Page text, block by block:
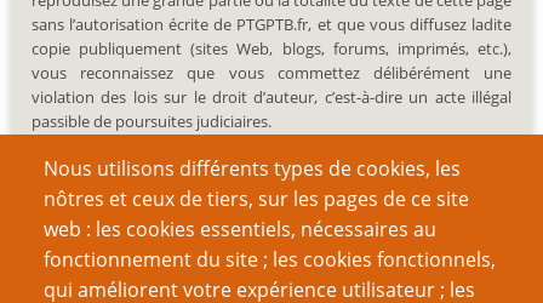
Nous utilisons différents types de cookies, les
nôtres et ceux de tiers, sur les pages de ce site
web : les cookies essentiels, nécessaires au
fonctionnement du site ; les cookies fonctionnels,
qui améliorent votre expérience utilisateur ; les
sans l’autorisation écrite de PTGPTB.fr, et que vous diffusez ladite
copie publiquement (sites Web, blogs, forums, imprimés, etc.),
vous reconnaissez que vous commettez délibérément une
violation des lois sur le droit d’auteur, c’est-à-dire un acte illégal
passible de poursuites judiciaires.
Recherche